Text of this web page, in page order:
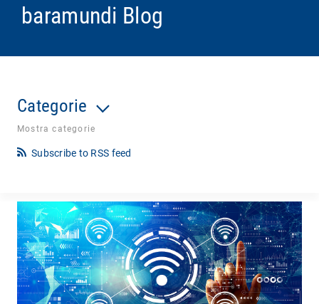
baramundi Blog
Categorie
Mostra categorie
Subscribe to RSS feed